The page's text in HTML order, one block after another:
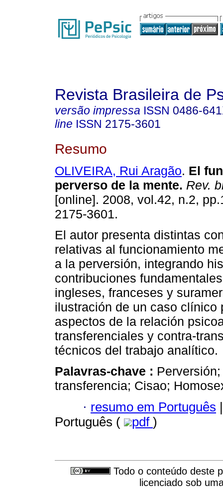
Revista Brasileira de
versão impressa ISSN 0486-
line ISSN 2175-3601
Resumo
OLIVEIRA, Rui Aragão. El
perverso de la mente. Rev.
[online]. 2008, vol.42, n.2,
2175-3601.
El autor presenta distintas
relativas al funcionamiento
a la perversión, integrando
contribuciones
ingleses, franceses y
ilustración de un caso clínico
aspectos de la relación
transferenciales y contra-
técnicos del trabajo analítico.
Palavras-chave :
transferencia; Cisao;
· resumo em Português |
Português (
pdf )
Todo o conteúdo deste
licenciado sob